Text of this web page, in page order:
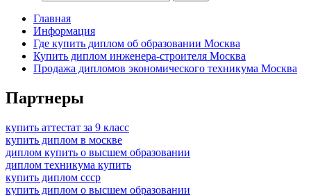
Главная
Информация
Где купить диплом об образовании Москва
Купить диплом инженера-строителя Москва
Продажа дипломов экономического техникума Москва
Партнеры
купить аттестат за 9 класс
купить диплом в москве
диплом купить о высшем образовании
диплом техникума купить
купить диплом ссср
купить диплом о высшем образовании